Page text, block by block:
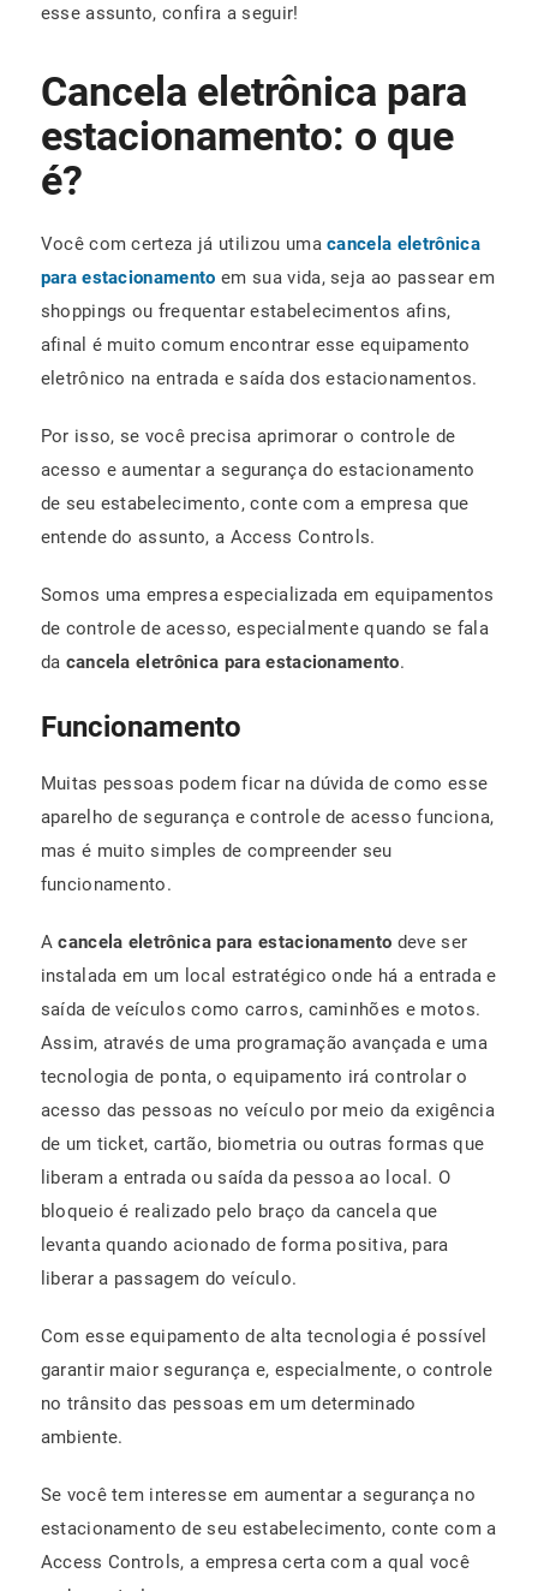
esse assunto, confira a seguir!
Cancela eletrônica para
estacionamento: o que
é?
Você com certeza já utilizou umacancela eletrônica
para estacionamento em sua vida, seja ao passear em
shoppings ou frequentar estabelecimentos afins,
afinal é muito comum encontrar esse equipamento
eletrônico na entrada e saída dos estacionamentos.
Por isso, se você precisa aprimorar o controle de
acesso e aumentar a segurança do estacionamento
de seu estabelecimento, conte com a empresa que
entende do assunto, a Access Controls.
Somos uma empresa especializada em equipamentos
de controle de acesso, especialmente quando se fala
da cancela eletrônica para estacionamento.
Funcionamento
Muitas pessoas podem ficar na dúvida de como esse
aparelho de segurança e controle de acesso funciona,
mas é muito simples de compreender seu
funcionamento.
Acancela eletrônica para estacionamento deve ser
instalada em um local estratégico onde há a entrada e
saída de veículos como carros, caminhões e motos.
Assim, através de uma programação avançada e uma
tecnologia de ponta, o equipamento irá controlar o
acesso das pessoas no veículo por meio da exigência
de um ticket, cartão, biometria ou outras formas que
liberam a entrada ou saída da pessoa ao local. O
bloqueio é realizado pelo braço da cancela que
levanta quando acionado de forma positiva, para
liberar a passagem do veículo.
Com esse equipamento de alta tecnologia é possível
garantir maior segurança e, especialmente, o controle
no trânsito das pessoas em um determinado
ambiente.
Se você tem interesse em aumentar a segurança no
estacionamento de seu estabelecimento, conte com a
Access Controls, a empresa certa com a qual você